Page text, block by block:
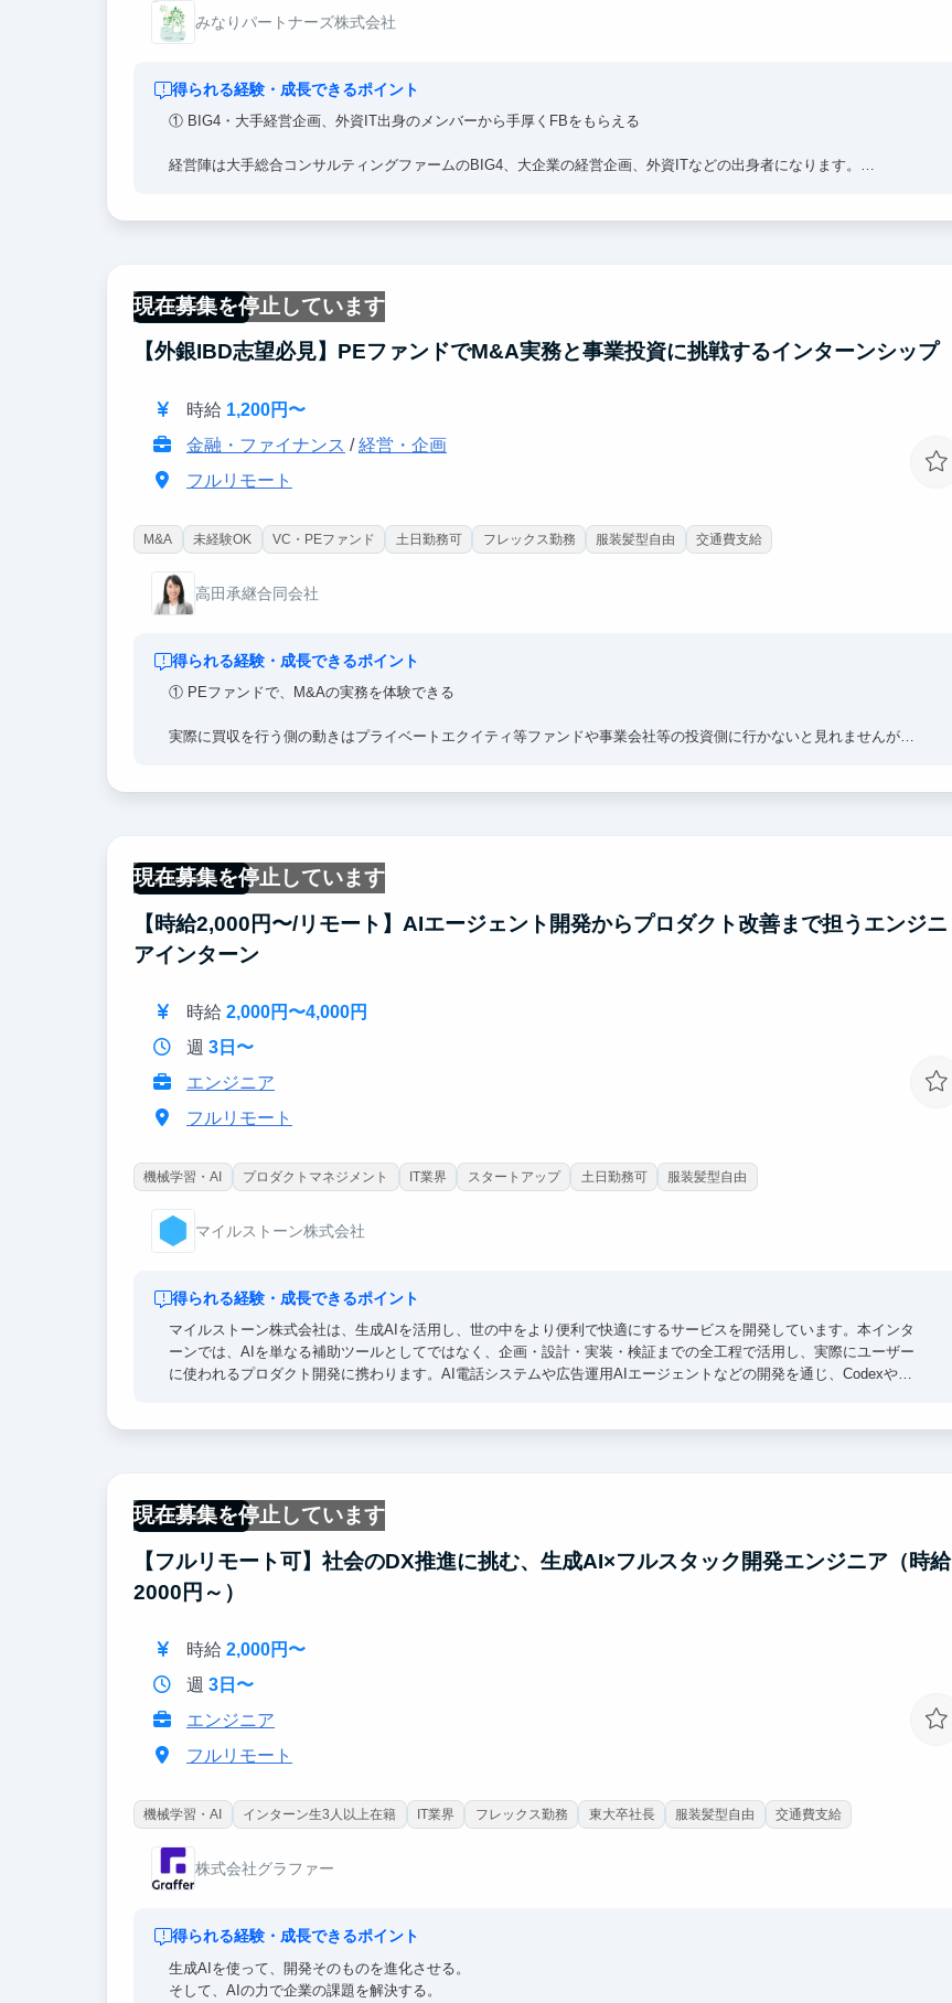
みなりパートナーズ株式会社
得られる経験・成長できるポイント
① BIG4・大手経営企画、外資IT出身のメンバーから手厚くFBをもらえる
経営陣は大手総合コンサルティングファームのBIG4、大企業の経営企画、外資ITなどの出身者になります。
実際のコンサルティング案件に参画し、資料作成、弊社メンバーが認めれば自身の領域を持ってクライアントフェイ
シングを経験できるため、学生でありながらコンサルティングファームの若手の経験ができます。
現在募集を停止しています
フルリモート
【外銀IBD志望必見】PEファンドでM&A実務と事業投資に挑戦するインターンシップ
時給 1,200円〜
金融・ファイナンス /経営・企画
フルリモート
M&A 未経験OK VC・PEファンド 土日勤務可 フレックス勤務 服装髪型自由 交通費支給
高田承継合同会社
得られる経験・成長できるポイント
① PEファンドで、M&Aの実務を体験できる
実際に買収を行う側の動きはプライベートエクイティ等ファンドや事業会社等の投資側に行かないと見れませんが、
インターン生には、市場分析、競合分析、事業分析、財務分析、プレDD（デューデリジェンス）といったM&Aの重要
業務を担っていただきます。これらは、外銀のIBD（投資銀行）部門での企業分析やバリュエーション、DDといった
実務と多くの部分が重複しているため、インターンの段階から“投資銀行業務の実践的スキル”を身につけることが可能
であり、IBDの選考において他の就活生よりもはるかに有利になります。
③ 「ハーバードMBA卒 → 大手PEファンド出身」の社長の元で学べる
代表はハーバード大学のMBAを卒業後、大手PEファンドの「インテグラル」というキャリアを経て、弊社を起業して
就活の相談や、今後の人生やキャリアの支援などもフルで行います。
も積んでもらいます。その中で効率化やより良いやり方を一緒に考えて実行することで、仕事の能力を高めてもらい
ます。（※稼働可能な時間等は考慮します）
現在募集を停止しています
フルリモート
【時給2,000円〜/リモート】AIエージェント開発からプロダクト改善まで担うエンジニ
アインターン
時給 2,000円〜4,000円
週 3日〜
エンジニア
フルリモート
機械学習・AI プロダクトマネジメント IT業界 スタートアップ 土日勤務可 服装髪型自由
マイルストーン株式会社
得られる経験・成長できるポイント
マイルストーン株式会社は、生成AIを活用し、世の中をより便利で快適にするサービスを開発しています。本インタ
ーンでは、AIを単なる補助ツールとしてではなく、企画・設計・実装・検証までの全工程で活用し、実際にユーザー
に使われるプロダクト開発に携わります。AI電話システムや広告運用AIエージェントなどの開発を通じ、Codexや
現在募集を停止しています
フルリモート
【フルリモート可】社会のDX推進に挑む、生成AI×フルスタック開発エンジニア（時給
2000円～）
時給 2,000円〜
週 3日〜
エンジニア
フルリモート
機械学習・AI インターン生3人以上在籍 IT業界 フレックス勤務 東大卒社長 服装髪型自由 交通費支給
株式会社グラファー
得られる経験・成長できるポイント
生成AIを使って、開発そのものを進化させる。
そして、AIの力で企業の課題を解決する。